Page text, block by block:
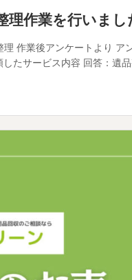
理作業を行いまし
作業後アンケートより ア
したサービス内容 回答：遺